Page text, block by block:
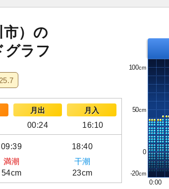
市）の
グラフ
25.7
月出
月入
00:24 16:10
09:39 18:40
満潮
干潮
54cm
23cm
100
50
0
-20
0:00